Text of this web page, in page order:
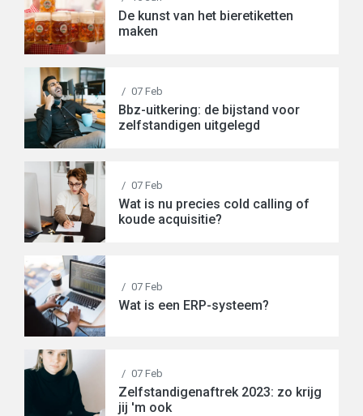
De kunst van het bieretiketten
maken
/ 07 Feb
Bbz-uitkering: de bijstand voor
zelfstandigen uitgelegd
/ 07 Feb
Wat is nu precies cold calling of
koude acquisitie?
/ 07 Feb
Wat is een ERP-systeem?
/ 07 Feb
Zelfstandigenaftrek 2023: zo krijg
jij 'm ook